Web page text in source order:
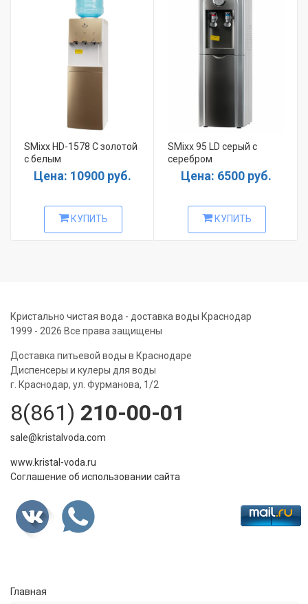
SMixx HD-1578 C золотой
с белым
Цена: 10900 руб.
КУПИТЬ
SMixx 95 LD серый с
серебром
Цена: 6500 руб.
КУПИТЬ
Кристально чистая вода - доставка воды Краснодар
1999 - 2026 Все права защищены
Доставка питьевой воды в Краснодаре
Диспенсеры и кулеры для воды
г. Краснодар, ул. Фурманова, 1/2
8(861) 210-00-01
sale@kristalvoda.com
www.kristal-voda.ru
Соглашение об использовании сайта
Главная